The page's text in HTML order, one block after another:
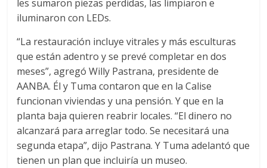
les sumaron piezas perdidas, las limpiaron e
iluminaron con LEDs.
“La restauración incluye vitrales y más esculturas
que están adentro y se prevé completar en dos
meses”, agregó Willy Pastrana, presidente de
AANBA. Él y Tuma contaron que en la Calise
funcionan viviendas y una pensión. Y que en la
planta baja quieren reabrir locales. “El dinero no
alcanzará para arreglar todo. Se necesitará una
segunda etapa”, dijo Pastrana. Y Tuma adelantó que
tienen un plan que incluiría un museo.